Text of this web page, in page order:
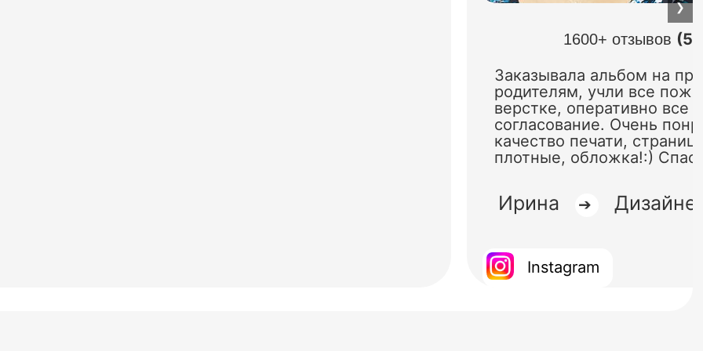
1600+ отзывов
Заказывала альбом на
родителям, учли все
верстке, оперативно все
согласование. Очень
качество печати,
плотные, обложка!:)
Ирина ➔
Instagram
❯